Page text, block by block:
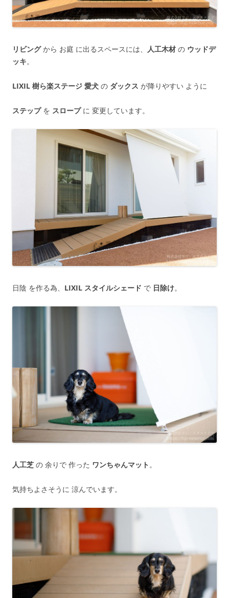
リビングから お庭 に出るスペースには、 人工木材 の ウッドデ
ッキ。
LIXIL 樹ら楽ステージ 愛犬 の ダックス が降りやすい ように
ステップを スロープに 変更しています。
日陰 を作る為、 LIXIL スタイルシェード で 日除け。
人工芝 の 余りで 作った ワンちゃんマット 。
気持ちよさそうに 涼んでいます。